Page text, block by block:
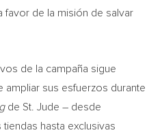
favor de la misión de salvar
de la campaña sigue
ampliar sus esfuerzos durante
de St. Jude – desde
hasta exclusivas